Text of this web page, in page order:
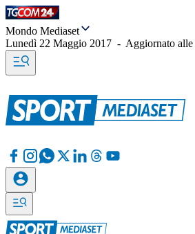
Mondo Mediaset
Lunedì 22 Maggio 2017 - Aggiornato alle